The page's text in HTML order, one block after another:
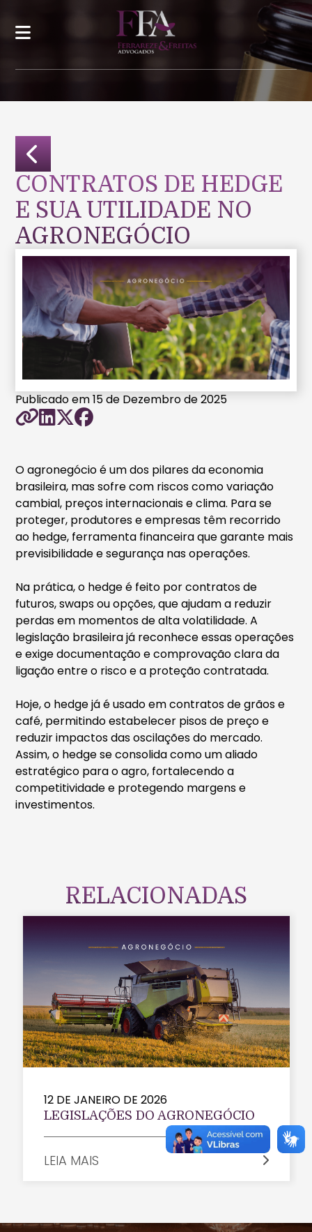
CONTRATOS DE HEDGE
E SUA UTILIDADE NO
AGRONEGÓCIO
Publicado em 15 de Dezembro de 2025
O agronegócio é um dos pilares da economia
brasileira, mas sofre com riscos como variação
cambial, preços internacionais e clima. Para se
proteger, produtores e empresas têm recorrido
ao hedge, ferramenta financeira que garante mais
previsibilidade e segurança nas operações.
Na prática, o hedge é feito por contratos de
futuros, swaps ou opções, que ajudam a reduzir
perdas em momentos de alta volatilidade. A
legislação brasileira já reconhece essas operações
e exige documentação e comprovação clara da
ligação entre o risco e a proteção contratada.
Hoje, o hedge já é usado em contratos de grãos e
café, permitindo estabelecer pisos de preço e
reduzir impactos das oscilações do mercado.
Assim, o hedge se consolida como um aliado
estratégico para o agro, fortalecendo a
competitividade e protegendo margens e
investimentos.
RELACIONADAS
12 DE JANEIRO DE 2026
LEGISLAÇÕES DO AGRONEGÓCIO
LEIA MAIS